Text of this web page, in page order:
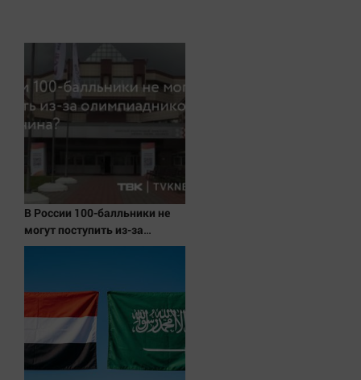
Интервью
Качество жизни
Конкурс
Народная журналистика
Обсуждаем
Отдых
Персона
Точка на карте
В России 100-балльники не
могут поступить из-за
олимпиадников: в чем